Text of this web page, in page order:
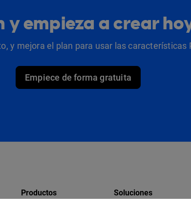
y empieza a crear
y mejora el plan para usar las características
Empiece de forma gratuita
Productos Soluciones